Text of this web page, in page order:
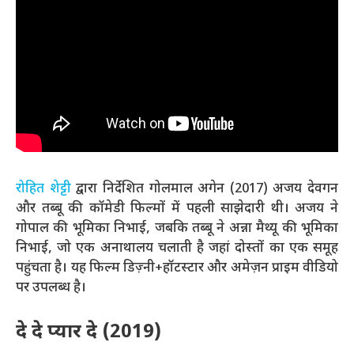
रोहित शेट्टीद्वारा निर्देशित गोलमाल अगेन (2017) अजय देवगन
और तब्बू की कॉमेडी फिल्मों में पहली साझेदारी थी। अजय ने
गोपाल की भूमिका निभाई, जबकि तब्बू ने अन्ना मैथ्यू की भूमिका
निभाई, जो एक अनाथालय चलाती है जहां दोस्तों का एक समूह
पहुंचता है। यह फिल्म डिज़्नी+हॉटस्टार और अमेज़न प्राइम वीडियो
पर उपलब्ध है।
दे दे प्यार दे (2019)